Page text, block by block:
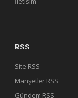
RSS
Site RSS
Manşetler RSS
Gündem RSS